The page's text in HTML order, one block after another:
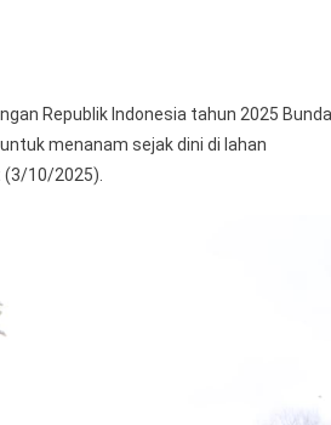
Republik Indonesia tahun 2025 Bunda
menanam sejak dini di lahan
(3/10/2025).